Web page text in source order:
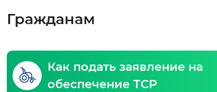
Без засечек
Гражданам
Как подать заявление на
обеспечение ТСР